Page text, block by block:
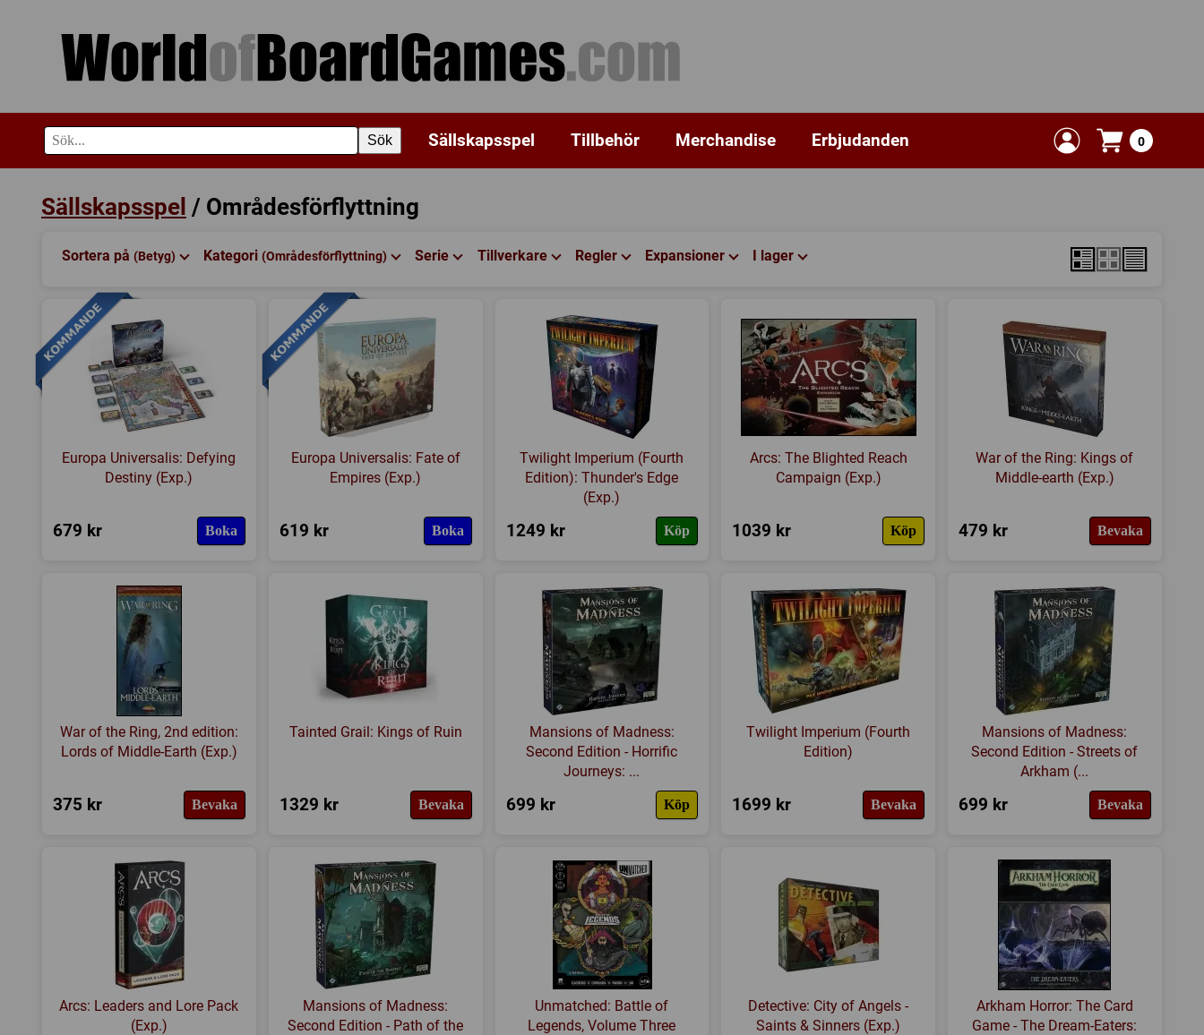
Sök Sällskapsspel Tillbehör Merchandise Erbjudanden 0
Sällskapsspel / Områdesförflyttning
Sortera på (Betyg) Kategori (Områdesförflyttning) Serie Tillverkare Regler Expansioner I lager
Europa Universalis: Defying
Destiny (Exp.)
679 kr Boka
Europa Universalis: Fate of
Empires (Exp.)
619 kr Boka
Twilight Imperium (Fourth
Edition): Thunder's Edge
(Exp.)
1249 kr Köp
Arcs: The Blighted Reach
Campaign (Exp.)
1039 kr Köp
War of the Ring: Kings of
Middle-earth (Exp.)
479 kr Bevaka
War of the Ring, 2nd edition:
Lords of Middle-Earth (Exp.)
375 kr Bevaka
Tainted Grail: Kings of Ruin
1329 kr Bevaka
Mansions of Madness:
Second Edition - Horrific
Journeys: ...
699 kr Köp
Twilight Imperium (Fourth
Edition)
1699 kr Bevaka
Mansions of Madness:
Second Edition - Streets of
Arkham (...
699 kr Bevaka
Arcs: Leaders and Lore Pack
(Exp.)
Mansions of Madness:
Second Edition - Path of the
Unmatched: Battle of
Legends, Volume Three
Detective: City of Angels -
Saints & Sinners (Exp.)
Arkham Horror: The Card
Game - The Dream-Eaters: